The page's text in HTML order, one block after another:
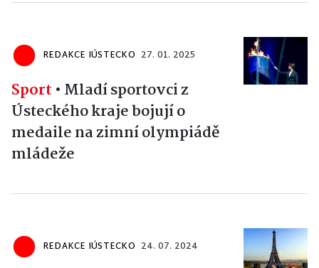
REDAKCE IÚSTECKO 27. 01. 2025
Sport • Mladí sportovci z
Ústeckého kraje bojují o
medaile na zimní olympiádě
mládeže
REDAKCE IÚSTECKO 24. 07. 2024